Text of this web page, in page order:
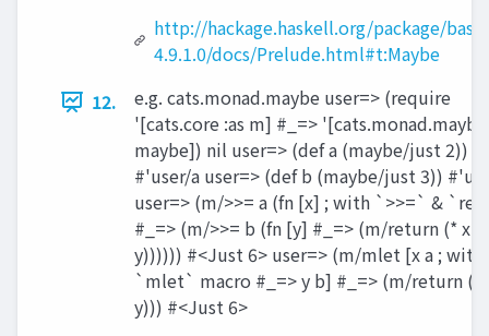
http://hackage.haskell.org/package/base-
4.9.1.0/docs/Prelude.html#t:Maybe
12.
e.g. cats.monad.maybe user=> (require
'[cats.core :as m] #_=> '[cats.monad.maybe
maybe]) nil user=> (def a (maybe/just 2))
#'user/a user=> (def b (maybe/just 3))
user=> (m/>>= a (fn [x] ; with `>>=` &
#_=> (m/>>= b (fn [y] #_=> (m/return (* x
y)))))) #<Just 6> user=> (m/mlet [x a ; with
`mlet` macro #_=> y b] #_=> (m/return (*
y))) #<Just 6>